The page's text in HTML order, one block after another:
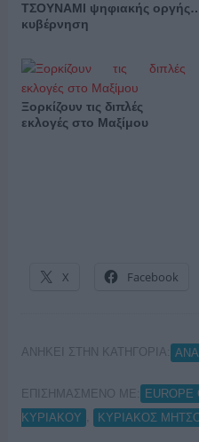
ΤΣΟΥΝΑΜΙ ψηφιακής
κυβέρνηση
Ξορκίζουν τις διπλές
εκλογές στο Μαξίμου
X Facebook
ΑΝΗΚΕΙ ΣΤΗΝ ΚΑΤΗΓΟΡΙΑ:
ΕΠΙΣΗΜΑΣΜΕΝΟ ΜΕ: EUROPE
ΚΥΡΙΑΚΟΥ
ΚΥΡΙΑΚΟΣ